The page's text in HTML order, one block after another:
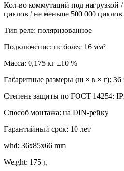
Кол-во коммутаций под нагрузкой
циклов / не меньше 500 000 циклов
Тип реле: поляризованное
Подключение: не более 16 мм²
Масса: 0,175 кг ±10 %
Габаритные размеры (ш × в × г): 36
Степень защиты по ГОСТ 14254:
Способ монтажа: на DIN-рейку
Гарантийный срок: 10 лет
whd: 36x85x66 mm
Weight: 175 g